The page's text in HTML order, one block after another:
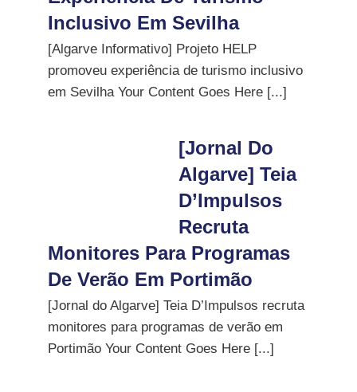
Inclusivo Em Sevilha
[Algarve Informativo] Projeto HELP
promoveu experiência de turismo inclusivo
em Sevilha Your Content Goes Here [...]
[Jornal Do
Algarve] Teia
D’Impulsos
Recruta
Monitores Para Programas
De Verão Em Portimão
[Jornal do Algarve] Teia D’Impulsos recruta
monitores para programas de verão em
Portimão Your Content Goes Here [...]